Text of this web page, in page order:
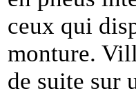
ceux qui
monture.
de suite sur